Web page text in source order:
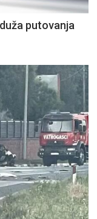
putovanja